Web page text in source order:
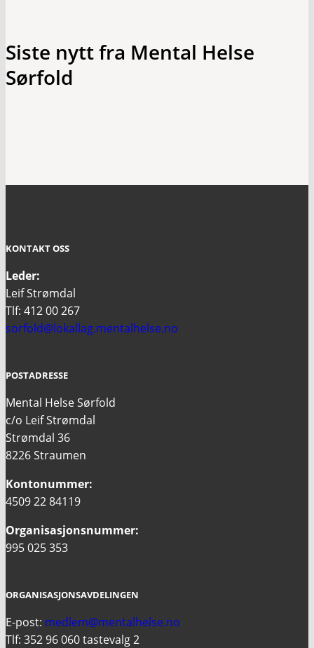
Siste nytt fra Mental Helse
Sørfold
KONTAKT OSS
Leder:
Leif Strømdal
Tlf: 412 00 267
sorfold@lokallag.mentalhelse.no
POSTADRESSE
Mental Helse Sørfold
c/o Leif Strømdal
Strømdal 36
8226 Straumen
Kontonummer:
4509 22 84119
Organisasjonsnummer:
995 025 353
ORGANISASJONSAVDELINGEN
E-post: medlem@mentalhelse.no
Tlf: 352 96 060 tastevalg 2